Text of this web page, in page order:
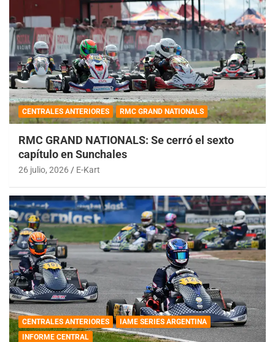
CENTRALES ANTERIORES RMC GRAND NATIONALS
RMC GRAND NATIONALS: Se cerró el sexto
capítulo en Sunchales
26 julio, 2026 E-Kart
CENTRALES ANTERIORES
IAME SERIES ARGENTINA
INFORME CENTRAL